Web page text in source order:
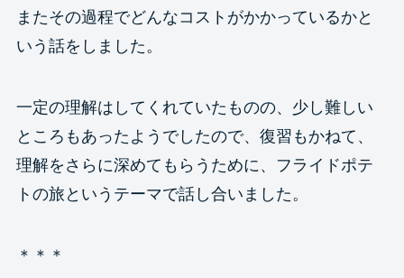
またその過程でどんなコストがかかっているかと
いう話をしました。
一定の理解はしてくれていたものの、少し難しい
ところもあったようでしたので、復習もかねて、
理解をさらに深めてもらうために、フライドポテ
トの旅というテーマで話し合いました。
＊＊＊